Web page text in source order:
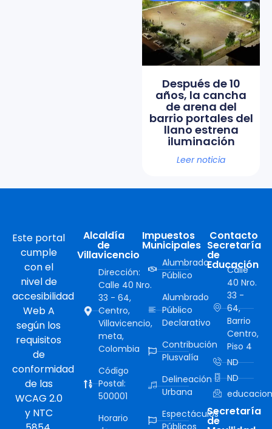
Después de 10
años, la cancha
de arena del
barrio portales del
llano estrena
iluminación
Leer noticia
Este portal
cumple
con el
nivel de
accesibilidad
Web A
según los
requisitos
de
conformidad
de las
WCAG 2.0
y NTC
Alcaldía
de
Villavicencio
Dirección:
Calle 40 Nro.
33 - 64,
Centro,
Villavicencio,
meta,
Colombia
Código
Postal:
500001
Horario
Impuestos
Municipales
Alumbrado
Público
Alumbrado
Público
Declarativo
Contribución
Plusvalía
Delineación
Urbana
Espectáculos
Contacto
Secretaría
de
Educación
Calle
40 Nro.
33 -
64,
Barrio
Centro,
Piso 4
ND
ND
Secretaría
de